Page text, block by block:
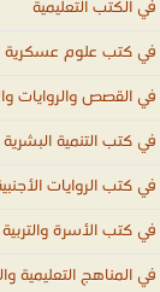
و لطلب العلم
التي يدخل الإنسان
دليل على انفتاحية
إلى قراءة الكتب
والمعارف التى
إذا حصل
أفضل الكتب في
، العلوم
الرياضيات ، فلسفة